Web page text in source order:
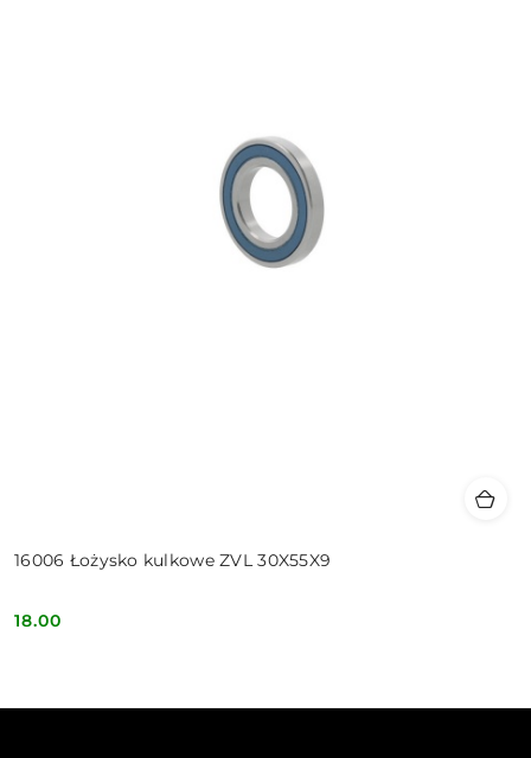
16006 Łożysko kulkowe ZVL 30X55X9
Cena:
18.00